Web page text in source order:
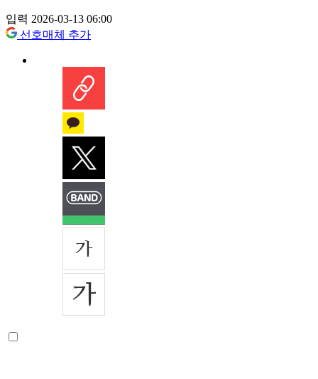
입력 2026-03-13 06:00
선호매체 추가